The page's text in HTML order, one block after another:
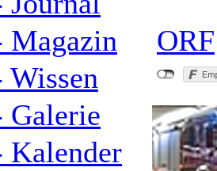
Magazin
Galerie
Kalender
ORF